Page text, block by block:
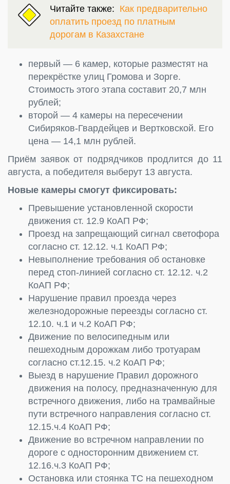
Читайте также: Как предварительно
оплатить проезд по платным
дорогам в Казахстане
первый — 6 камер, которые разместят на
перекрёстке улиц Громова и Зорге.
Стоимость этого этапа составит 20,7 млн
рублей;
второй — 4 камеры на пересечении
Сибиряков‑Гвардейцев и Вертковской. Его
цена — 14,1 млн рублей.
Приём заявок от подрядчиков продлится до 11
августа, а победителя выберут 13 августа.
Новые камеры смогут фиксировать:
Превышение установленной скорости
движения ст. 12.9 КоАП РФ;
Проезд на запрещающий сигнал светофора
согласно ст. 12.12. ч.1 КоАП РФ;
Невыполнение требования об остановке
перед стоп-линией согласно ст. 12.12. ч.2
КоАП РФ;
Нарушение правил проезда через
железнодорожные переезды согласно ст.
12.10. ч.1 и ч.2 КоАП РФ;
Движение по велосипедным или
пешеходным дорожкам либо тротуарам
согласно ст.12.15. ч.2 КоАП РФ;
Выезд в нарушение Правил дорожного
движения на полосу, предназначенную для
встречного движения, либо на трамвайные
пути встречного направления согласно ст.
12.15.ч.4 КоАП РФ;
Движение во встречном направлении по
дороге с односторонним движением ст.
12.16.ч.3 КоАП РФ;
Остановка или стоянка ТС на пешеходном